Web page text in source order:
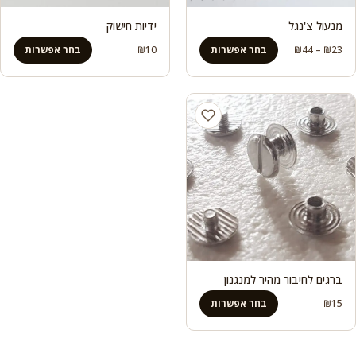
מנעול צ'נגל
₪23
–
₪44
מחירים:
עד
בחר אפשרות
ידיות חישוק
₪10 בחר אפשרות
ברגים לחיבור מהיר למנגנון
₪15 בחר אפשרות